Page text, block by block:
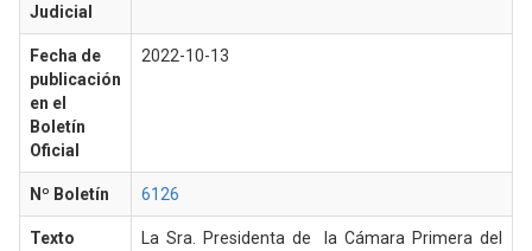
Judicial
Fecha de
publicación
en el
Boletín
Oficial
2022-10-13
Nº Boletín 6126
Texto
La Sra. Presidenta de la Cámara Primera del